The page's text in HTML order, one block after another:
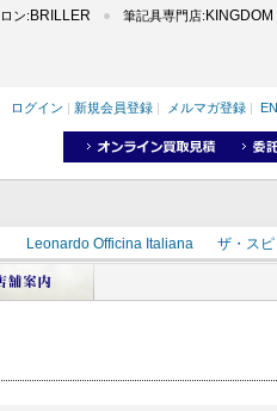
ン: BRILLER 筆記具専門店:
ログイン 新規会員登録 メルマガ登録
Leonardo Officina Italiana
ザ・ス
インD
ズ
カヴゼットインク スーベレーン